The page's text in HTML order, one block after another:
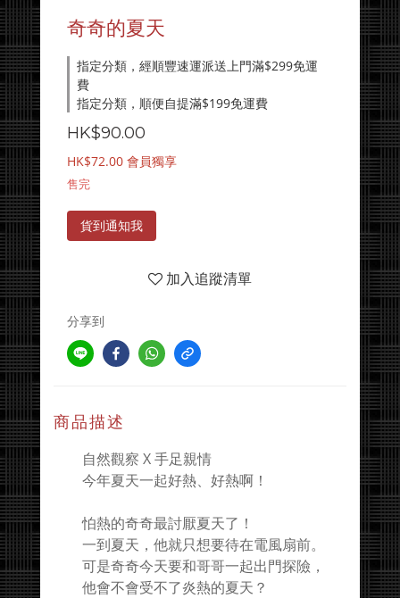
奇奇的夏天
指定分類，經順豐速運派送上門滿$299免運
費
指定分類，順便自提滿$199免運費
HK$90.00
HK$72.00 會員獨享
售完
貨到通知我
加入追蹤清單
分享到
商品描述
自然觀察 X 手足親情
今年夏天一起好熱、好熱啊！
怕熱的奇奇最討厭夏天了！
一到夏天，他就只想要待在電風扇前。
可是奇奇今天要和哥哥一起出門探險，
他會不會受不了炎熱的夏天？